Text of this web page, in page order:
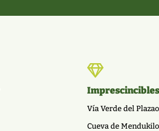

Imprescincibles
Vía Verde del
Cueva de Mendukilo